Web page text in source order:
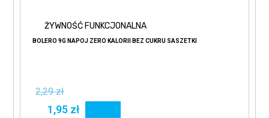
ŻYWNOŚĆ FUNKCJONALNA
BOLERO 9G NAPÓJ ZERO KALORII BEZ CUKRU SASZETKI
2,29 zł
1,95 zł